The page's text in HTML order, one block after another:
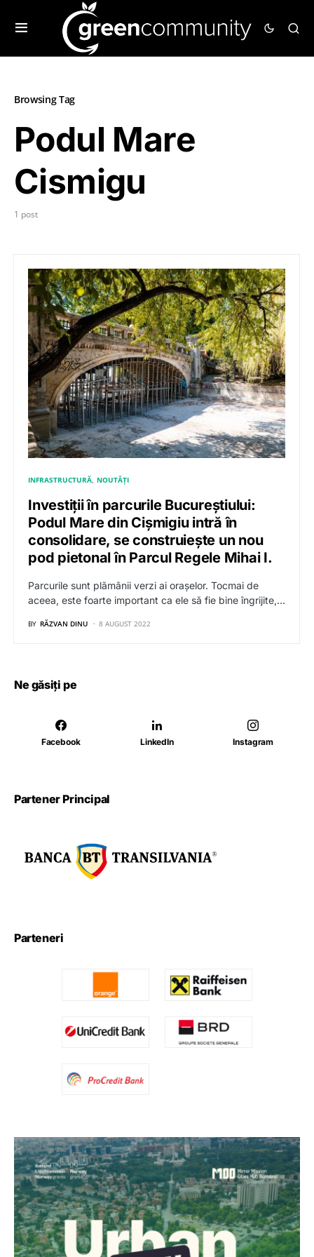
Browsing Tag
Podul Mare
Cismigu
1 post
INFRASTRUCTURĂ NOUTĂȚI
Investiții în parcurile Bucureștiului:
Podul Mare din Cișmigiu intră în
consolidare, se construiește un nou
pod pietonal în Parcul Regele Mihai I.
Parcurile sunt plămânii verzi ai orașelor. Tocmai de
aceea, este foarte important ca ele să fie bine îngrijite,…
BY RĂZVAN DINU 8 AUGUST 2022
Ne găsiți pe
Facebook LinkedIn Instagram
Partener Principal
Parteneri